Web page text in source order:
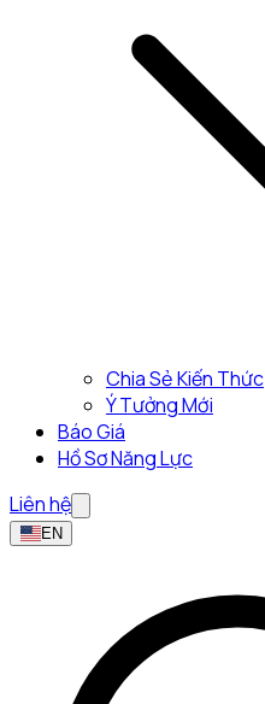
Chia Sẻ Kiến Thức
Ý Tưởng Mới
Báo Giá
Hồ Sơ Năng Lực
Liên hệ
EN